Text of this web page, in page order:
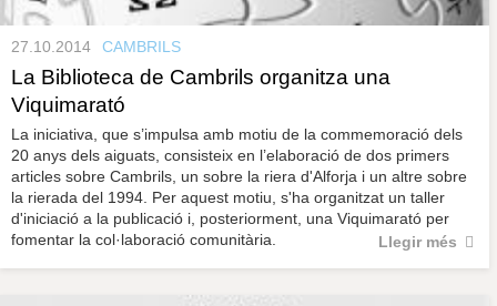
27.10.2014 CAMBRILS
La Biblioteca de Cambrils organitza una
Viquimarató
La iniciativa, que s’impulsa amb motiu de la commemoració dels
20 anys dels aiguats, consisteix en l’elaboració de dos primers
articles sobre Cambrils, un sobre la riera d'Alforja i un altre sobre
la rierada del 1994. Per aquest motiu, s'ha organitzat un taller
d'iniciació a la publicació i, posteriorment, una Viquimarató per
fomentar la col·laboració comunitària.
Llegir més
n
e